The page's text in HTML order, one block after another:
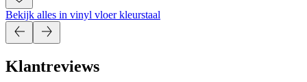
Bekijk alles in vinyl vloer kleurstaal
Klantreviews